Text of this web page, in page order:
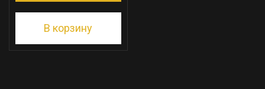
В корзину